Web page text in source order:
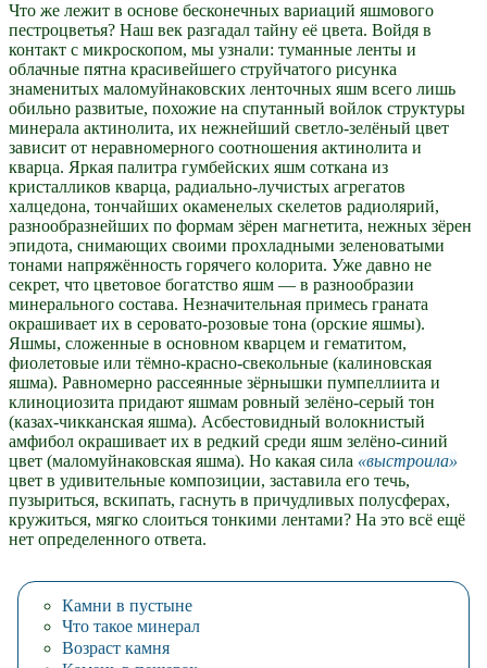
Что же лежит в основе бесконечных вариаций яшмового
пестроцветья? Наш век разгадал тайну её цвета. Войдя в
контакт с микроскопом, мы узнали: туманные ленты и
облачные пятна красивейшего струйчатого рисунка
знаменитых маломуйнаковских ленточных яшм всего лишь
обильно развитые, похожие на спутанный войлок структуры
минерала актинолита, их нежнейший светло-зелёный цвет
зависит от неравномерного соотношения актинолита и
кварца. Яркая палитра гумбейских яшм соткана из
кристалликов кварца, радиально-лучистых агрегатов
халцедона, тончайших окаменелых скелетов радиолярий,
разнообразнейших по формам зёрен магнетита, нежных зёрен
эпидота, снимающих своими прохладными зеленоватыми
тонами напряжённость горячего колорита. Уже давно не
секрет, что цветовое богатство яшм — в разнообразии
минерального состава. Незначительная примесь граната
окрашивает их в серовато-розовые тона (орские яшмы).
Яшмы, сложенные в основном кварцем и гематитом,
фиолетовые или тёмно-красно-свекольные (калиновская
яшма). Равномерно рассеянные зёрнышки пумпеллиита и
клиноциозита придают яшмам ровный зелёно-серый тон
(казах-чикканская яшма). Асбестовидный волокнистый
амфибол окрашивает их в редкий среди яшм зелёно-синий
цвет (маломуйнаковская яшма). Но какая сила
выстроила
цвет в удивительные композиции, заставила его течь,
пузыриться, вскипать, гаснуть в причудливых полусферах,
кружиться, мягко слоиться тонкими лентами? На это всё ещё
нет определенного ответа.
Камни в пустыне
Что такое минерал
Возраст камня